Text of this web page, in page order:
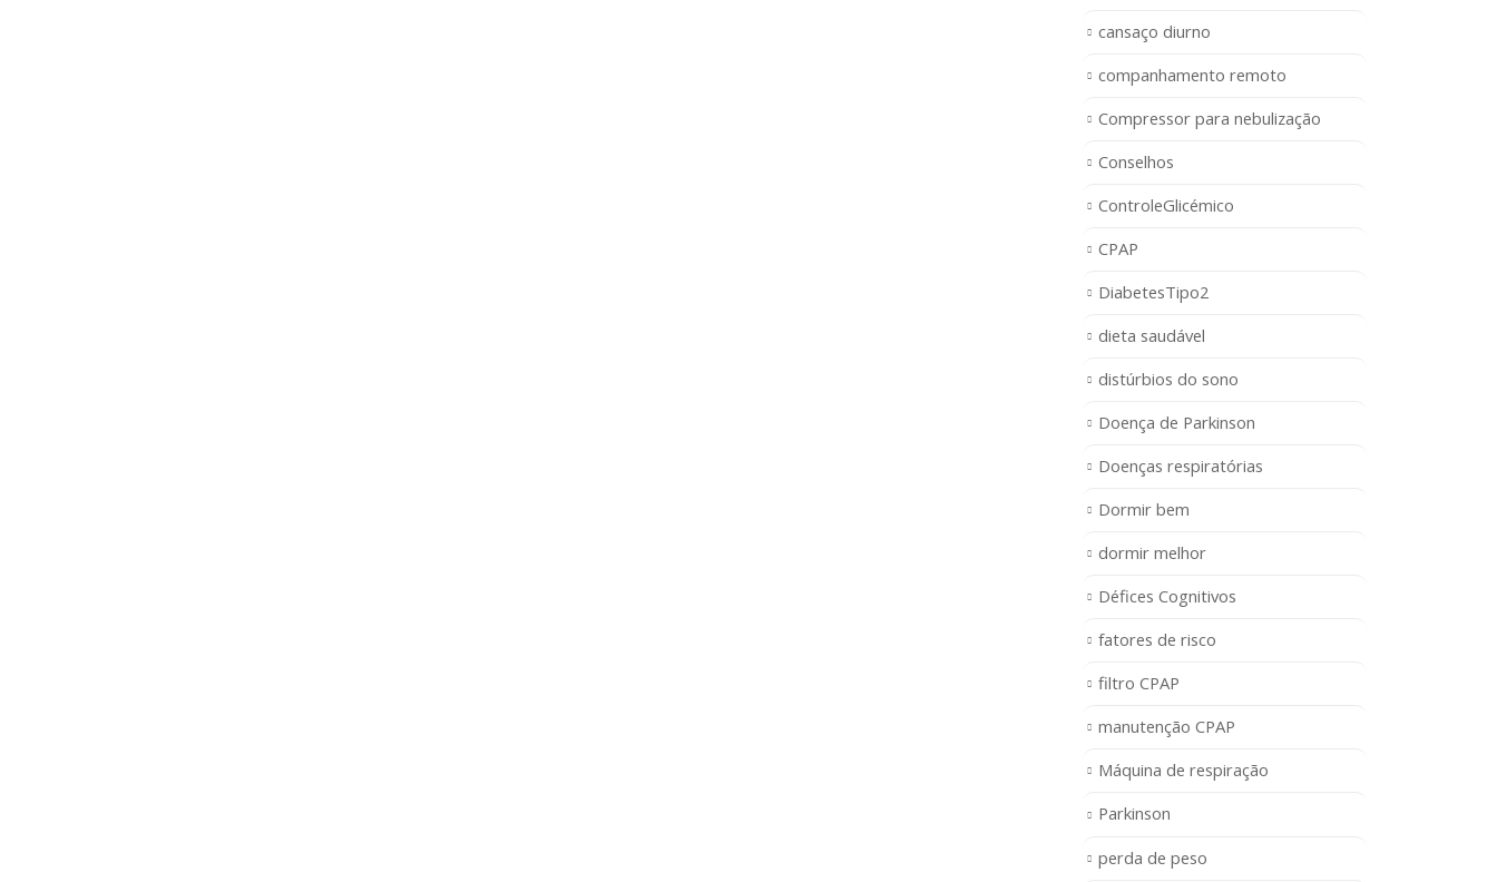
cansaço diurno
companhamento remoto
Compressor para nebulização
Conselhos
ControleGlicémico
CPAP
DiabetesTipo2
dieta saudável
distúrbios do sono
Doença de Parkinson
Doenças respiratórias
Dormir bem
dormir melhor
Défices Cognitivos
fatores de risco
filtro CPAP
manutenção CPAP
Máquina de respiração
Parkinson
perda de peso